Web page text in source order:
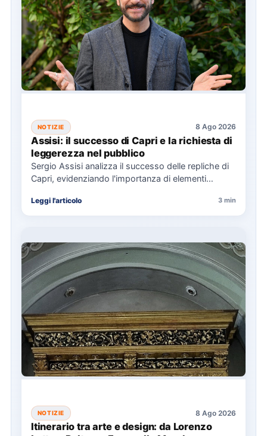
NOTIZIE 8 Ago 2026
Assisi: il successo di Capri e la richiesta di
leggerezza nel pubblico
Sergio Assisi analizza il successo delle repliche di
Capri, evidenziando l'importanza di elementi
Leggi l'articolo 3 min
NOTIZIE 8 Ago 2026
Itinerario tra arte e design: da Lorenzo